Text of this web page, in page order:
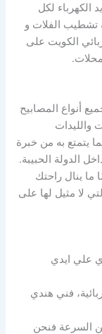
الكهرباء لكل
تشطيب الفلات و
الكويت على
أنواع المصابيح
والليدات
يتمتع به من خبرة
الدولة الحبيبة.
ما ينال راحتك
لا مثيل لها على
علي ايدي
فني هندي
السرعة فنحن